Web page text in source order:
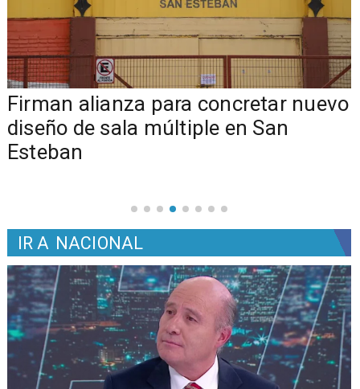
​​Firman alianza para concretar nuevo
diseño de sala múltiple en San
Esteban
IR A NACIONAL